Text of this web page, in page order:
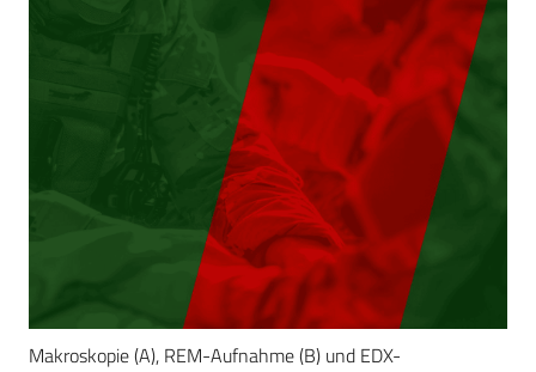
Makroskopie (A), REM-Aufnahme (B) und EDX-